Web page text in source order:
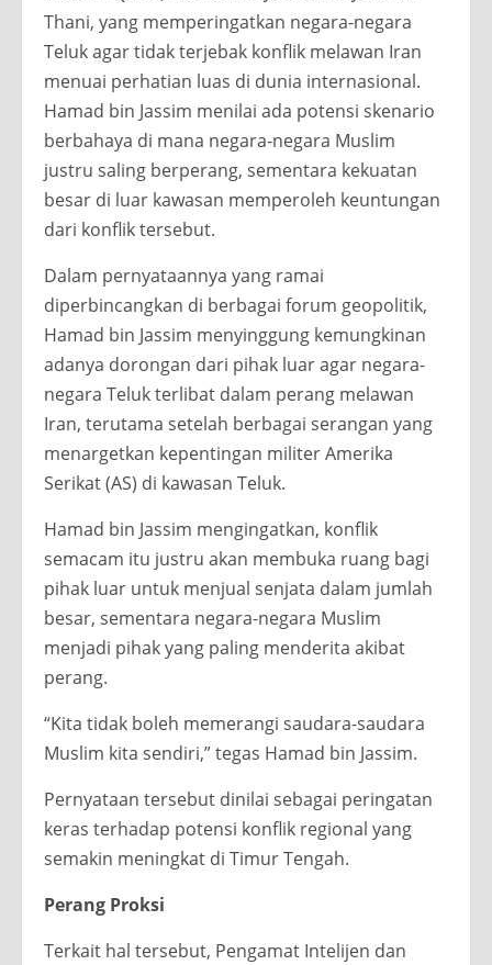
Thani, yang memperingatkan negara-negara
Teluk agar tidak terjebak konflik melawan Iran
menuai perhatian luas di dunia internasional.
Hamad bin Jassim menilai ada potensi skenario
berbahaya di mana negara-negara Muslim
justru saling berperang, sementara kekuatan
besar di luar kawasan memperoleh keuntungan
dari konflik tersebut.
Dalam pernyataannya yang ramai
diperbincangkan di berbagai forum geopolitik,
Hamad bin Jassim menyinggung kemungkinan
adanya dorongan dari pihak luar agar negara-
negara Teluk terlibat dalam perang melawan
Iran, terutama setelah berbagai serangan yang
menargetkan kepentingan militer Amerika
Serikat (AS) di kawasan Teluk.
Hamad bin Jassim mengingatkan, konflik
semacam itu justru akan membuka ruang bagi
pihak luar untuk menjual senjata dalam jumlah
besar, sementara negara-negara Muslim
menjadi pihak yang paling menderita akibat
perang.
“Kita tidak boleh memerangi saudara-saudara
Muslim kita sendiri,” tegas Hamad bin Jassim.
Pernyataan tersebut dinilai sebagai peringatan
keras terhadap potensi konflik regional yang
semakin meningkat di Timur Tengah.
Perang Proksi
Terkait hal tersebut, Pengamat Intelijen dan